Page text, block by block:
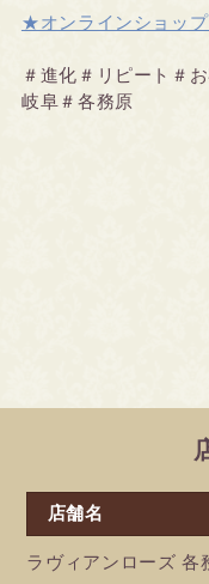
★オンラインショッ
＃進化＃リピート＃
岐阜＃各務原
店舗名
ラヴィアンローズ 各